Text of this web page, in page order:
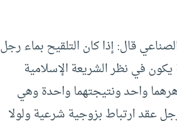
قال: إذا كان التلقيح بماء رجل
في نظر الشريعة الإسلامية
واحد ونتيجتهما واحدة وهي
عقد ارتباط بزوجية شرعية ولولا